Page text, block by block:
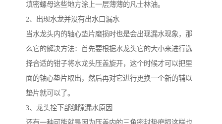
填密螺母这些地方涂上一层薄薄的凡士林油。
2、出现水龙并没有出水口漏水
当水龙头内的轴心垫片磨损时也是会出现漏水现象，那
么它的解决方法：首先要根据水龙头它的大小来进行选
择合适的钳子将水龙头压盖旋开，这个时候才可以把里
面的轴心垫片取出，然后再对它进行更换一个新的辅以
垫片就可以了。
3、龙头拴下部缝隙漏水原因